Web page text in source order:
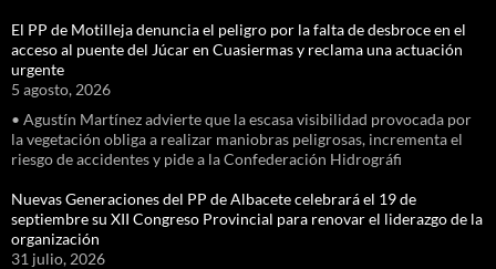
El PP de Motilleja denuncia el peligro por la falta de desbroce en el
acceso al puente del Júcar en Cuasiermas y reclama una actuación
urgente
5 agosto, 2026
• Agustín Martínez advierte que la escasa visibilidad provocada por
la vegetación obliga a realizar maniobras peligrosas, incrementa el
riesgo de accidentes y pide a la Confederación Hidrográfi
Nuevas Generaciones del PP de Albacete celebrará el 19 de
septiembre su XII Congreso Provincial para renovar el liderazgo de la
organización
31 julio, 2026